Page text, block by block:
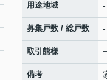
用途地域 -
募集戸数 / 総戸数 -
取引態様
備考